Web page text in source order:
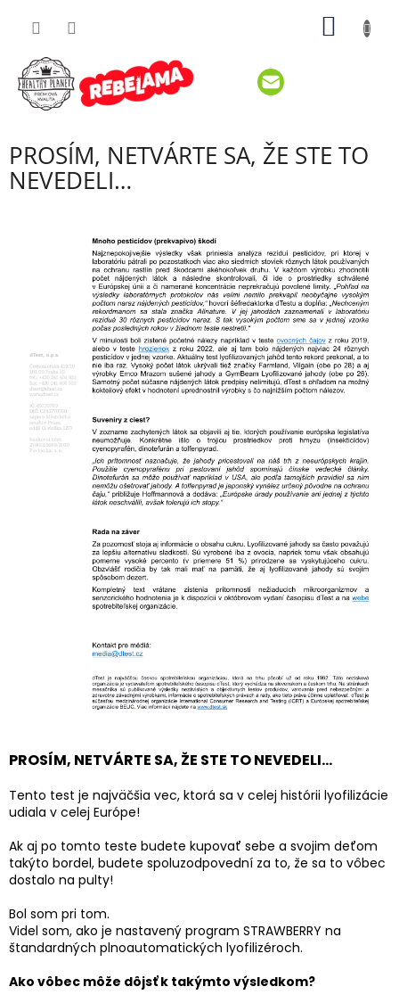
PROSÍM, NETVÁRTE SA, ŽE STE TO
NEVEDELI…
PROSÍM, NETVÁRTE SA, ŽE STE TO NEVEDELI…
Tento test je najväčšia vec, ktorá sa v celej histórii lyofilizácie
udiala v celej Európe!
Ak aj po tomto teste budete kupovať sebe a svojim deťom
takýto bordel, budete spoluzodpovední za to, že sa to vôbec
dostalo na pulty!
Bol som pri tom.
Videl som, ako je nastavený program STRAWBERRY na
štandardných plnoautomatických lyofilizéroch.
Ako vôbec môže dôjsť k takýmto výsledkom?